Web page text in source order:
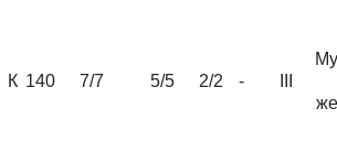
К 140 7/7 5/5 2/2 -